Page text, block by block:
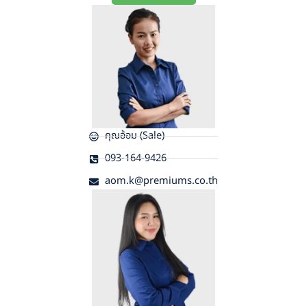
คุณอ้อม (Sale)
093-164-9426
aom.k@premiums.co.th